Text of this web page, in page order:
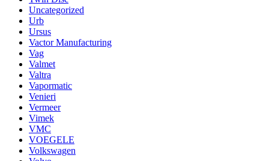
Uncategorized
Urb
Ursus
Vactor Manufacturing
Vag
Valmet
Valtra
Vapormatic
Venieri
Vermeer
Vimek
VMC
VOEGELE
Volkswagen